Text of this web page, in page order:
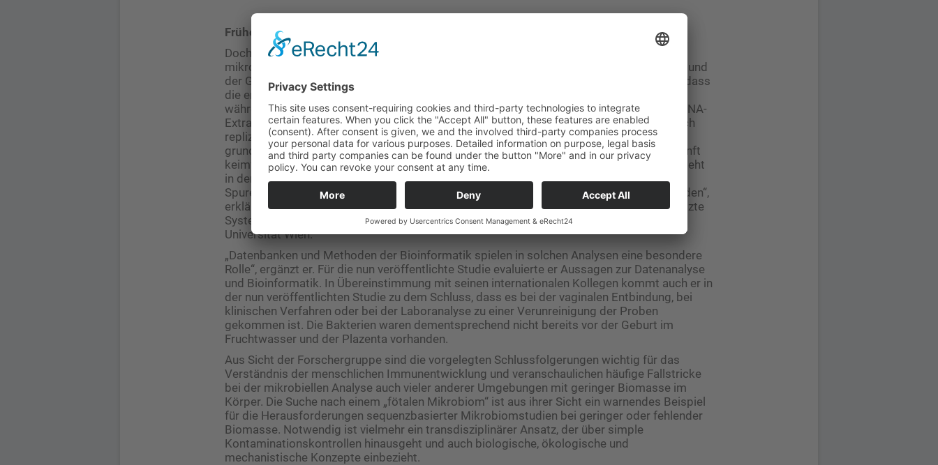
Frühere Spuren wohl auf Kontaminationen zurückzuführen
Doch das interdisziplinäre Team von Fachleuten aus der Reproduktionsbiologie, der
mikrobiellen Ökologie, der Bioinformatik, der Immunologie, der klinischen Mikrobiologie und
der Gnotobiologie kam bei der Überprüfung dieser Studien einstimmig zu dem Schluss, dass
die entdeckten mikrobiellen Signale wahrscheinlich das Ergebnis einer Kontamination
während der klinischen Verfahren zur Gewinnung der fötalen Proben oder während der DNA-
Extraktion und DNA-Sequenzierung sind. Darüber hinaus ist die Existenz lebender und sich
replizierender mikrobieller Populationen in gesundem fötalem Gewebe nicht mit den
grundlegenden Konzepten der Immunologie, der klinischen Mikrobiologie und der Herkunft
keimfreier Säugetiere vereinbar. „Die spezielle Problematik bei diesen Mikrobiomen besteht
in den sehr kleinen Konzentrationen der anwesenden Bakterien. Daher müssen auch in
Spuren vorhandene Spezies sicher erkannt und von Kontaminationen unterschieden werden“,
erklärt Prof. Mag. Dr. Thomas Rattei, Leiter der Forschungsabteilung für computergestützte
Systembiologie am Zentrum für Mikrobiologie und Umweltsystemwissenschaft der
Universität Wien.
„Datenbanken und Methoden der Bioinformatik spielen in solchen Analysen eine besondere
Rolle“, ergänzt er. Für die nun veröffentlichte Studie evaluierte er Aussagen zur Datenanalyse
und Bioinformatik. In Übereinstimmung mit seinen internationalen Kollegen kommt auch er in
der nun veröffentlichten Studie zu dem Schluss, dass es bei der vaginalen Entbindung, bei
klinischen Verfahren oder bei der Laboranalyse zu einer Verunreinigung der Proben
gekommen ist. Die Bakterien waren dementsprechend nicht bereits vor der Geburt im
Fruchtwasser und der Plazenta vorhanden.
Aus Sicht der Forschergruppe sind die vorgelegten Schlussfolgerungen wichtig für das
Verständnis der menschlichen Immunentwicklung und veranschaulichen häufige Fallstricke
bei der mikrobiellen Analyse auch vieler anderer Umgebungen mit geringer Biomasse im
Körper. Die Suche nach einem „fötalen Mikrobiom“ ist aus ihrer Sicht ein warnendes Beispiel
für die Herausforderungen sequenzbasierter Mikrobiomstudien bei geringer oder fehlender
Biomasse. Notwendig ist vielmehr ein transdisziplinärer Ansatz, der über simple
Kontaminationskontrollen hinausgeht und auch biologische, ökologische und
mechanistische Konzepte einbezieht.